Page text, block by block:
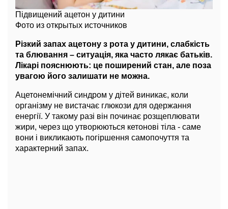
Підвищений ацетон у дитини
Фото из открытых источников
Різкий запах ацетону з рота у дитини, слабкість
та блювання – ситуація, яка часто лякає батьків.
Лікарі пояснюють: це поширений стан, але поза
увагою його залишати не можна.
Ацетонемічний синдром у дітей виникає, коли
організму не вистачає глюкози для одержання
енергії. У такому разі він починає розщеплювати
жири, через що утворюються кетонові тіла - саме
вони і викликають погіршення самопочуття та
характерний запах.